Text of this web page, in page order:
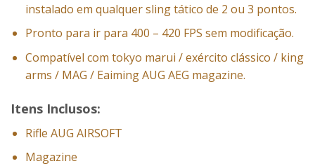
instalado em qualquer sling tático de 2 ou 3 pontos.
Pronto para ir para 400 – 420 FPS sem modificação.
Compatível com tokyo marui / exército clássico / king
arms / MAG / Eaiming AUG AEG magazine.
Itens Inclusos:
Rifle AUG AIRSOFT
Magazine